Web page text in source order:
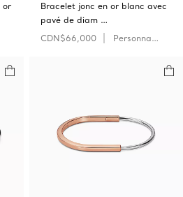
or
Bracelet jonc en or blanc avec
pavé de diam …
CDN$66,000
Personnaliser